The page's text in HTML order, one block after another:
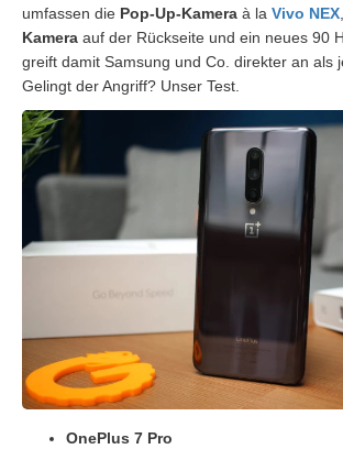
umfassen die Pop-Up-Kamera à la Vivo NEX
Kamera auf der Rückseite und ein neues 90
greift damit Samsung und Co. direkter an als
Gelingt der Angriff? Unser Test.
OnePlus 7 Pro